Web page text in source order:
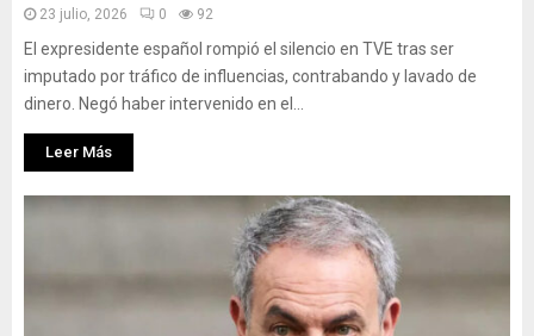
23 julio, 2026 0 92
El expresidente español rompió el silencio en TVE tras ser
imputado por tráfico de influencias, contrabando y lavado de
dinero. Negó haber intervenido en el...
Leer Más